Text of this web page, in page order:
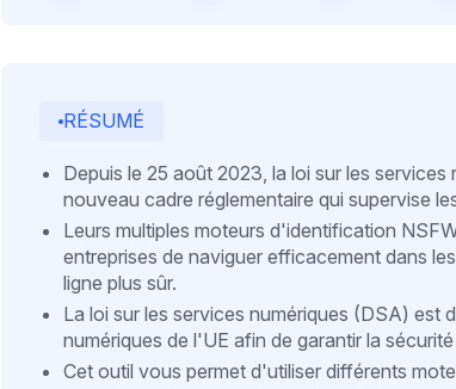
RÉSUMÉ
Depuis le 25 août 2023, la loi sur les
nouveau cadre réglementaire qui supervise
Leurs multiples moteurs d'identification
entreprises de naviguer efficacement dans
ligne plus sûr.
La loi sur les services numériques (DSA) est
numériques de l'UE afin de garantir la
Cet outil vous permet d'utiliser différents